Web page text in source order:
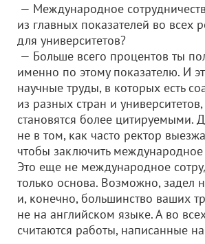
— Международное
из главных показателей во всех
для университетов?
— Больше всего процентов ты
именно по этому показателю. И
научные труды, в которых есть
из разных стран и
становятся более цитируемыми.
не в том, как часто ректор
чтобы заключить
Это еще не международное
только основа. Возможно, задел
и, конечно, большинство ваших
не на английском языке. А во
считаются работы, написанные